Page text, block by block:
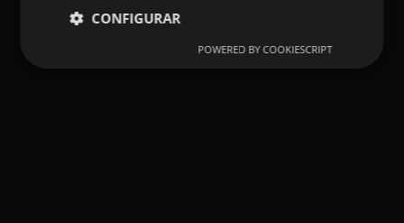
CONFIGURAR
POWERED BY COOKIESCRIPT